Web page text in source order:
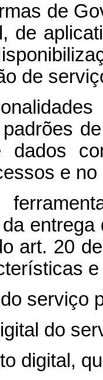
de
de
de
dados
e
art. 20
serviço
do
digital,